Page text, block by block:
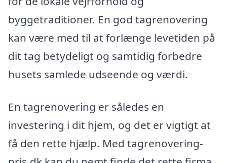
byggetraditioner. En god tagrenovering
kan være med til at forlænge levetiden på
dit tag betydeligt og samtidig forbedre
husets samlede udseende og værdi.
En tagrenovering er således en
investering i dit hjem, og det er vigtigt at
få den rette hjælp. Med tagrenovering-